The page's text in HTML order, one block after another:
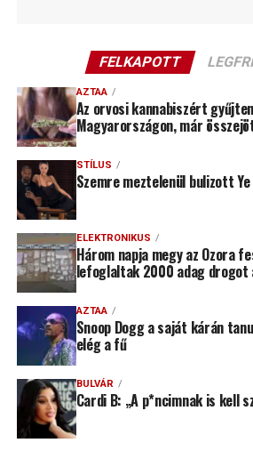
FELKAPOTT
AZTAA
Az orvosi kannabiszért
Magyarországon, már
STÍLUS
Szemre meztelenül bulizott
ELEKTRONIKUS
Három napja megy az Ozora
lefoglaltak 2000 adag drogot
AZTAA
Snoop Dogg a saját kárán
elég a fű
BULVÁR
Cardi B: „A p*ncimnak is kell